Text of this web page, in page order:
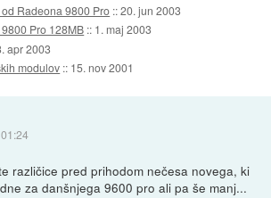
Radeona 9800 Pro ::20. jun 2003
Pro 128MB :: 1. maj 2003
apr 2003
modulov :: 15. nov 2001
različice pred prihodom nečesa novega, ki
za danšnjega 9600 pro ali pa še manj...